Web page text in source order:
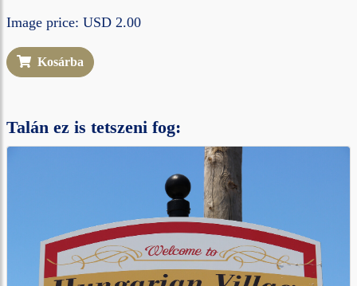
Image price: USD 2.00
Kosárba
Talán ez is tetszeni fog: